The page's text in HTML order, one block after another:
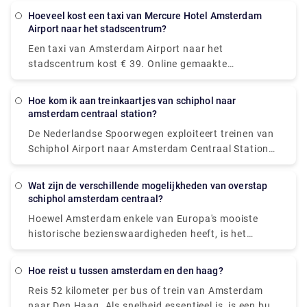
alternatief als je de stad voor het eerst bezoekt en
openbaar vervoer. Onze Airport Transfers
Nederland-service omvat huis-aan-huis ophalen en
niet meer met je spullen door de overvolle
taxistandplaats te slepen. U kunt Rydeu-stad-naar-
stad vervoer in Nederland overal en altijd boeken
door gebruik te maken van ons online
Hoeveel kost een taxi van Mercure Hotel Amsterdam
Airport naar het stadscentrum?
Een taxi van Amsterdam Airport naar het
stadscentrum kost € 39. Online gemaakte
reserveringen kunnen tot 55 € kosten. Er kunnen
voor bagage, 's avonds laat rijden en reizen op
Hoe kom ik aan treinkaartjes van schiphol naar
amsterdam centraal station?
De Nederlandse Spoorwegen exploiteert treinen van
Schiphol Airport naar Amsterdam Centraal Station
in gemiddeld 14-17 minuten. Dit alternatief kost
wegwerpkaartjes.
Wat zijn de verschillende mogelijkheden van overstap
schiphol amsterdam centraal?
Hoewel Amsterdam enkele van Europa's mooiste
historische bezienswaardigheden heeft, is het
openbaar vervoersysteem eigentijds en
exploiteert een netwerk in de Nederlandse
hoofdstad dat treinen, bussen, trams, metro's en
Hoe reist u tussen amsterdam en den haag?
Reis 52 kilometer per bus of trein van Amsterdam